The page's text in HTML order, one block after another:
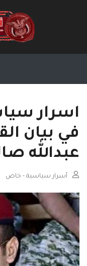
اسرار
في بيان
عبدالله
أسرار سياسية - خاص